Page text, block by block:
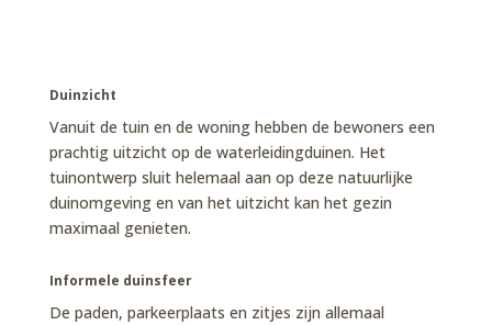
Duinzicht
Vanuit de tuin en de woning hebben de bewoners een
prachtig uitzicht op de waterleidingduinen. Het
tuinontwerp sluit helemaal aan op deze natuurlijke
duinomgeving en van het uitzicht kan het gezin
maximaal genieten.
Informele duinsfeer
De paden, parkeerplaats en zitjes zijn allemaal